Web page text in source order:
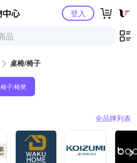
Yahoo購物中心登入
桌椅/椅子
椅子/椅凳
全品牌列表